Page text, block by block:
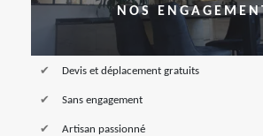
NOS
Devis et déplacement gratuits
Sans engagement
Artisan passionné